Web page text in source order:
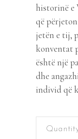
historinë e
që
jetën e tij,
konventat
është një
dhe
individ që